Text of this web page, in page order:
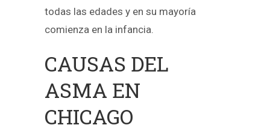
todas las edades y en su mayoría
comienza en la infancia.
CAUSAS DEL
ASMA EN
CHICAGO